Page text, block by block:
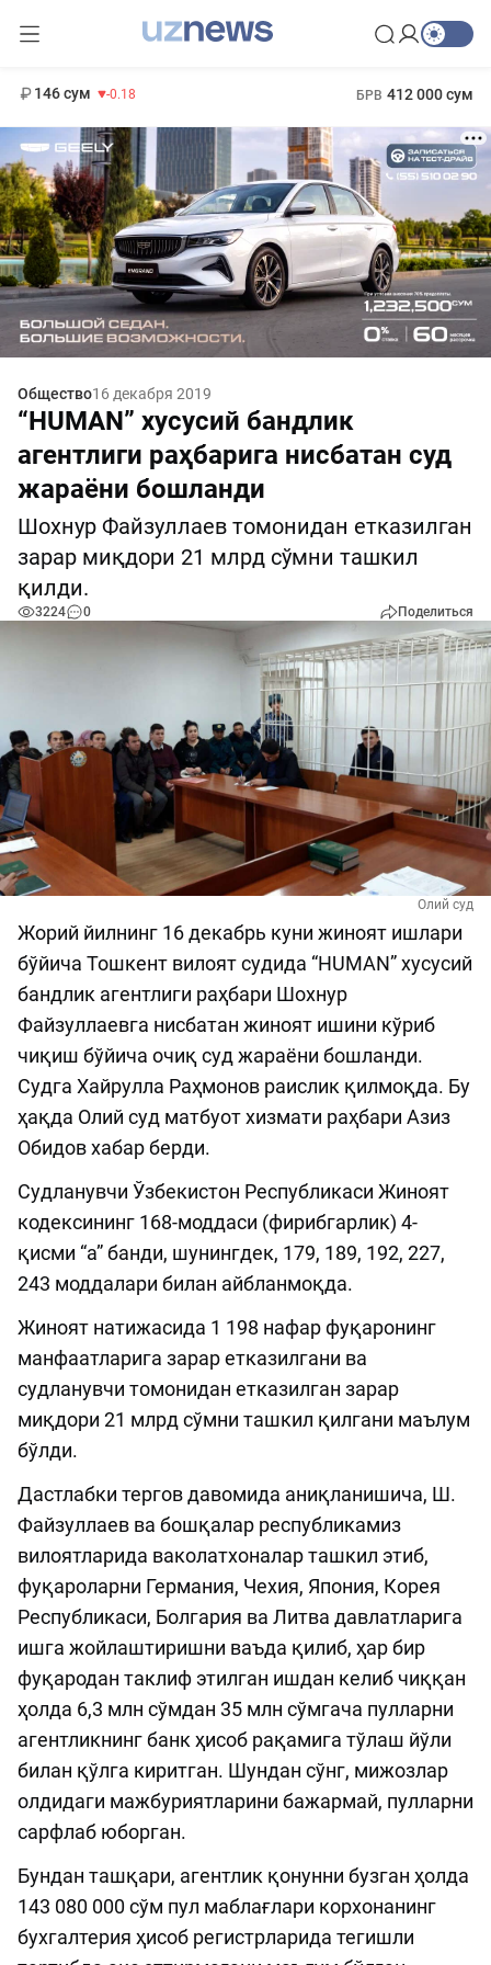
146 сум -0.18 БРВ 412 000 сум
Общество16 декабря 2019
“HUMAN” хусусий бандлик
агентлиги раҳбарига нисбатан суд
жараёни бошланди
Шохнур Файзуллаев томонидан етказилган
зарар миқдори 21 млрд сўмни ташкил
қилди.
3224 0 Поделиться
Олий суд
Жорий йилнинг 16 декабрь куни жиноят ишлари
бўйича Тошкент вилоят судида “HUMAN” хусусий
бандлик агентлиги раҳбари Шохнур
Файзуллаевга нисбатан жиноят ишини кўриб
чиқиш бўйича очиқ суд жараёни бошланди.
Судга Хайрулла Раҳмонов раислик қилмоқда. Бу
ҳақда Олий суд матбуот хизмати раҳбари Азиз
Обидов хабар берди.
Судланувчи Ўзбекистон Республикаси Жиноят
кодексининг 168-моддаси (фирибгарлик) 4-
қисми “а” банди, шунингдек, 179, 189, 192, 227,
243 моддалари билан айбланмоқда.
Жиноят натижасида 1 198 нафар фуқаронинг
манфаатларига зарар етказилгани ва
судланувчи томонидан етказилган зарар
миқдори 21 млрд сўмни ташкил қилгани маълум
бўлди.
Дастлабки тергов давомида аниқланишича, Ш.
Файзуллаев ва бошқалар республикамиз
вилоятларида ваколатхоналар ташкил этиб,
фуқароларни Германия, Чехия, Япония, Корея
Республикаси, Болгария ва Литва давлатларига
ишга жойлаштиришни ваъда қилиб, ҳар бир
фуқародан таклиф этилган ишдан келиб чиққан
ҳолда 6,3 млн сўмдан 35 млн сўмгача пулларни
агентликнинг банк ҳисоб рақамига тўлаш йўли
билан қўлга киритган. Шундан сўнг, мижозлар
олдидаги мажбуриятларини бажармай, пулларни
сарфлаб юборган.
Бундан ташқари, агентлик қонунни бузган ҳолда
143 080 000 сўм пул маблағлари корхонанинг
бухгалтерия ҳисоб регистрларида тегишли